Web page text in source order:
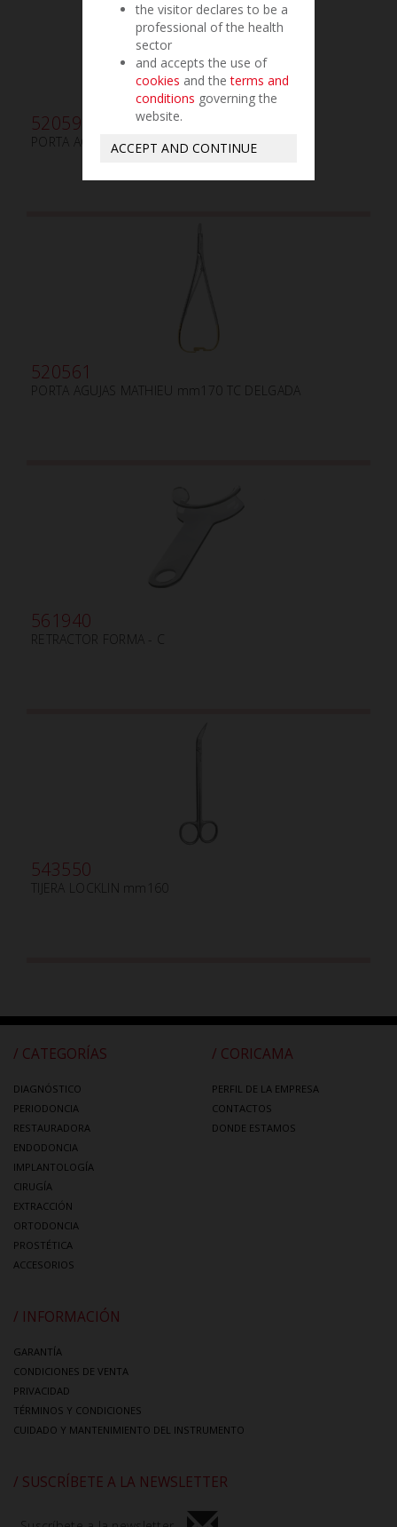
520591
PORTA AGUJAS MATHIEU mm200 TC
520561
PORTA AGUJAS MATHIEU mm170 TC DELGADA
561940
RETRACTOR FORMA - C
543550
TIJERA LOCKLIN mm160
/ CATEGORÍAS
DIAGNÓSTICO
PERIODONCIA
RESTAURADORA
ENDODONCIA
IMPLANTOLOGÍA
CIRUGÍA
EXTRACCIÓN
ORTODONCIA
PROSTÉTICA
ACCESORIOS
/ CORICAMA
PERFIL DE LA EMPRESA
CONTACTOS
DONDE ESTAMOS
/ INFORMACIÓN
GARANTÍA
CONDICIONES DE VENTA
PRIVACIDAD
TÉRMINOS Y CONDICIONES
CUIDADO Y MANTENIMIENTO DEL INSTRUMENTO
/ SUSCRÍBETE A LA NEWSLETTER
the visitor declares to be a
professional of the health
sector
and accepts the use of
cookies and theterms and
conditions governing the
website.
ACCEPT AND CONTINUE